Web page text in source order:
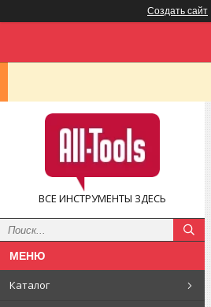
Создать сайт
ВСЕ ИНСТРУМЕНТЫ ЗДЕСЬ
Каталог